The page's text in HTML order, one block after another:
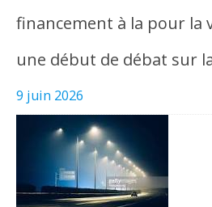
financement à la pour la
une début de débat sur
9 juin 2026